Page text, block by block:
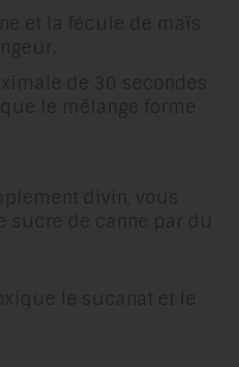
et la fécule de maïs
de 30 secondes
le mélange forme
divin, vous
sucre de canne par du
le sucanat et le